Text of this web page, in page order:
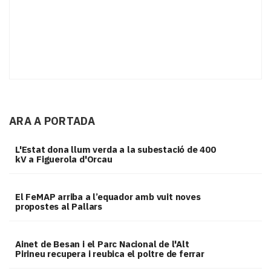
ARA A PORTADA
L'Estat dona llum verda a la subestació de 400
kV a Figuerola d'Orcau
El FeMAP arriba a l’equador amb vuit noves
propostes al Pallars
Ainet de Besan i el Parc Nacional de l'Alt
Pirineu recupera i reubica el poltre de ferrar